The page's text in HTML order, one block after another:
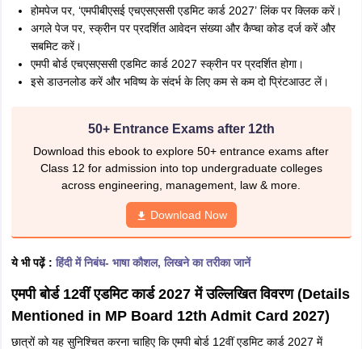
होमपेज पर, ‘एमपीबीएसई एचएसएससी एडमिट कार्ड 2027’ लिंक पर क्लिक करें।
अगले पेज पर, स्क्रीन पर प्रदर्शित आवेदन संख्या और कैप्चा कोड दर्ज करें और
सबमिट करें।
एमपी बोर्ड एचएसएससी एडमिट कार्ड 2027 स्क्रीन पर प्रदर्शित होगा।
इसे डाउनलोड करें और भविष्य के संदर्भ के लिए कम से कम दो प्रिंटआउट लें।
50+ Entrance Exams after 12th
Download this ebook to explore 50+ entrance exams after
Class 12 for admission into top undergraduate colleges
across engineering, management, law & more.
Download Now
ये भी पढ़ें :हिंदी में निबंध- भाषा कौशल, लिखने का तरीका जानें
एमपी बोर्ड 12वीं एडमिट कार्ड 2027 में उल्लिखित विवरण (Details
Mentioned in MP Board 12th Admit Card 2027)
छात्रों को यह सुनिश्चित करना चाहिए कि एमपी बोर्ड 12वीं एडमिट कार्ड 2027 में